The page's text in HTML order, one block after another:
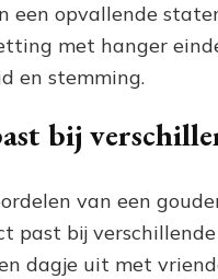
een opvallende
met hanger
en stemming.
bij
van een
past bij
dagje uit met